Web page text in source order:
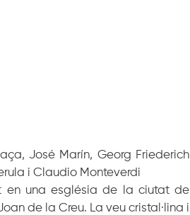
José Marín, Georg Friederich
i Claudio Monteverdi
en una església de la ciutat de
de la Creu. La veu cristal·lina i